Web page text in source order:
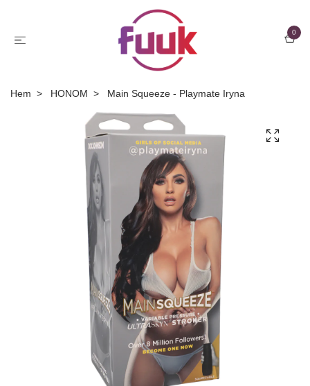
0
Hem HONOM Main Squeeze - Playmate Iryna